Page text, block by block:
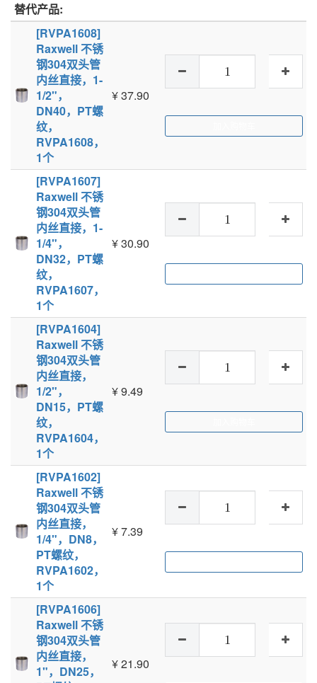
替代产品:
[RVPA1608]
Raxwell 不锈
钢304双头管
内丝直接，1-
1/2"，
DN40，PT螺
纹，
RVPA1608，
1个
¥37.90
[RVPA1607]
Raxwell 不锈
钢304双头管
内丝直接，1-
1/4"，
DN32，PT螺
纹，
RVPA1607，
1个
¥30.90
[RVPA1604]
Raxwell 不锈
钢304双头管
内丝直接，
1/2"，
DN15，PT螺
纹，
RVPA1604，
1个
¥9.49
[RVPA1602]
Raxwell 不锈
钢304双头管
内丝直接，
1/4"，DN8，
PT螺纹，
RVPA1602，
1个
¥7.39
[RVPA1606]
Raxwell 不锈
钢304双头管
内丝直接，
1"，DN25，
¥21.90